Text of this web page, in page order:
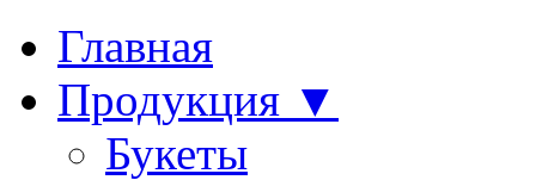
Главная
Продукция ▼
Букеты